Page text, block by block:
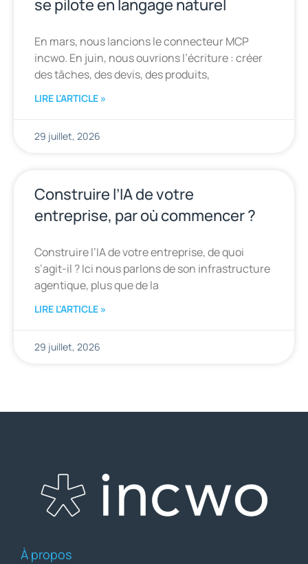
se pilote en langage naturel
En mars, nous lancions le connecteur MCP
incwo. En juin, nous ouvrions l’écriture : créer
des tâches, des devis, des produits,
LIRE L'ARTICLE »
29 juillet, 2026
Construire l’IA de votre
entreprise, par où commencer ?
Construire l’IA de votre entreprise, de quoi
s’agit-il ? Ici nous parlons de son infrastructure
agentique, plus que de la
LIRE L'ARTICLE »
29 juillet, 2026
À propos